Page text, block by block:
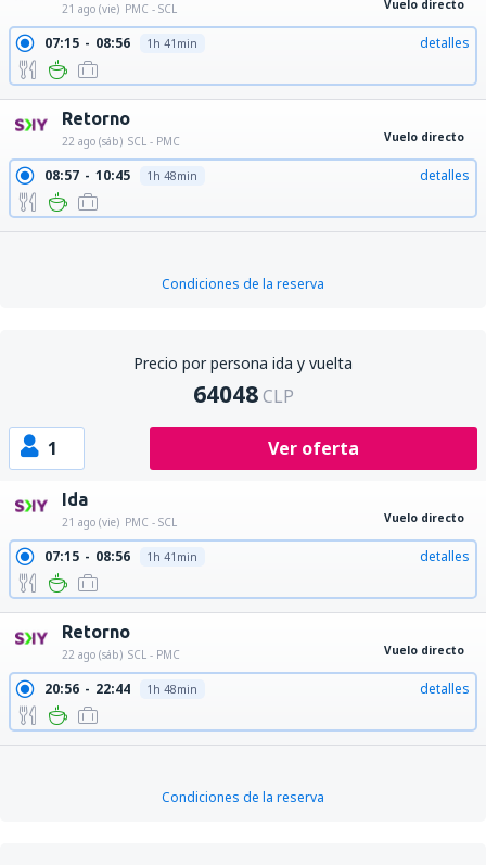
21 ago (vie) PMC - SCL Vuelo directo
07:15 08:56 1h 41min detalles
Retorno
22 ago (sáb) SCL - PMC Vuelo directo
08:57 10:45 1h 48min detalles
Condiciones de la reserva
Precio por persona ida y vuelta
64048 CLP
1 Ver oferta
Ida
21 ago (vie) PMC - SCL Vuelo directo
07:15 08:56 1h 41min detalles
Retorno
22 ago (sáb) SCL - PMC Vuelo directo
20:56 22:44 1h 48min detalles
Condiciones de la reserva